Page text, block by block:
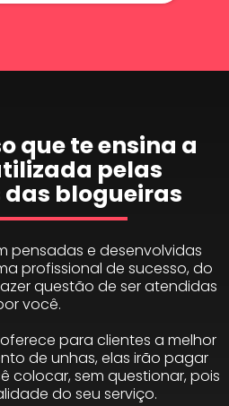
que te ensina a
pelas
blogueiras
pensadas e desenvolvidas
profissional de sucesso, do
questão de ser atendidas
você.
para clientes a melhor
de unhas, elas irão pagar
colocar, sem questionar, pois
do seu serviço.